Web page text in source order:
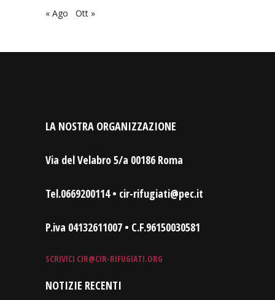
« Ago Ott »
LA NOSTRA ORGANIZZAZIONE
Via del Velabro 5/a 00186 Roma
Tel.0669200114 • cir-rifugiati@pec.it
P.iva 04132611007 • C.F.96150030581
SCRIVICI CIR@CIR-RIFUGIATI.ORG
NOTIZIE RECENTI